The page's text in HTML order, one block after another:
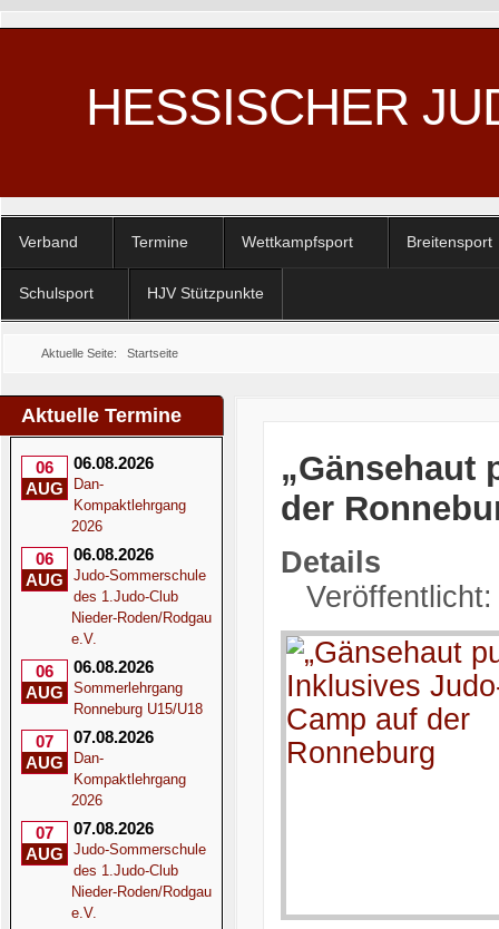
HESSISCHER
Verband Termine Wettkampfsport Breitensport
Schulsport HJV Stützpunkte
Aktuelle Seite: Startseite
Aktuelle Termine
06
AUG
06.08.2026
Dan-
Kompaktlehrgang
2026
06
AUG
06.08.2026
Judo-Sommerschule
des 1.Judo-Club
Nieder-Roden/Rodgau
e.V.
06
AUG
06.08.2026
Sommerlehrgang
Ronneburg U15/U18
07
AUG
07.08.2026
Dan-
Kompaktlehrgang
2026
07
AUG
07.08.2026
Judo-Sommerschule
des 1.Judo-Club
Nieder-Roden/Rodgau
e.V.
„Gänsehaut
der
Details